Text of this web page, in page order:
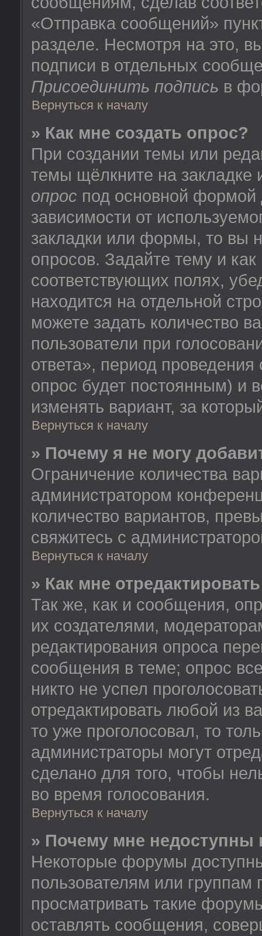
«Отправка сообщений»
разделе. Несмотря на это,
подписи в отдельных
Присоединить подпись в
Вернуться к началу
» Как мне создать опрос?
При создании темы или
темы щёлкните на
опрос под основной
зависимости от
закладки или формы, то вы
опросов. Задайте тему и
соответствующих полях,
находится на отдельной
можете задать количество
пользователи при
ответа», период проведения
опрос будет постоянным) и
изменять вариант, за
Вернуться к началу
» Почему я не могу
Ограничение количества
администратором
количество вариантов,
свяжитесь с
Вернуться к началу
» Как мне
Так же, как и сообщения,
их создателями,
редактирования опроса
сообщения в теме; опрос
никто не успел
отредактировать любой из
то уже проголосовал, то
администраторы могут
сделано для того, чтобы
во время голосования.
Вернуться к началу
» Почему мне
Некоторые форумы
пользователям или группам
просматривать такие
оставлять сообщения,